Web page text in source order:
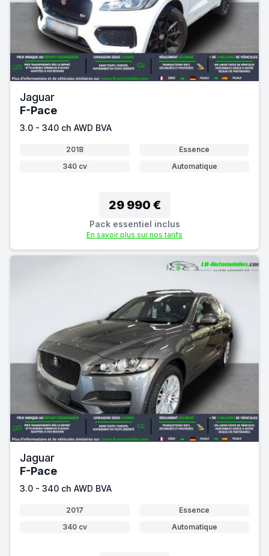
Jaguar
F-Pace
3.0 - 340 ch AWD BVA
2018
Essence
340 cv
Automatique
29 990 €
Pack essentiel inclus
En savoir plus sur nos tarifs
Jaguar
F-Pace
3.0 - 340 ch AWD BVA
2017
Essence
340 cv
Automatique